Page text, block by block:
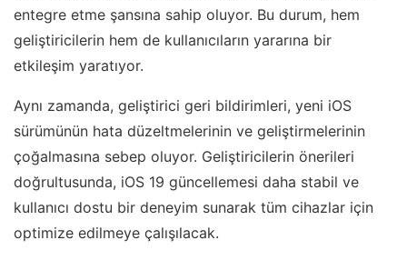
entegre etme şansına sahip oluyor. Bu durum, hem
geliştiricilerin hem de kullanıcıların yararına bir
etkileşim yaratıyor.
Aynı zamanda, geliştirici geri bildirimleri, yeni iOS
sürümünün hata düzeltmelerinin ve geliştirmelerinin
çoğalmasına sebep oluyor. Geliştiricilerin önerileri
doğrultusunda, iOS 19 güncellemesi daha stabil ve
kullanıcı dostu bir deneyim sunarak tüm cihazlar için
optimize edilmeye çalışılacak.